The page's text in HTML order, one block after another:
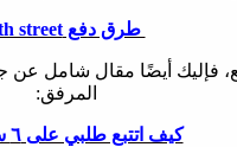
طرق دفع 6th street
فإليك أيضًا مقال شامل
المرفق:
كيف اتتبع طلبي على ٦ ستريت